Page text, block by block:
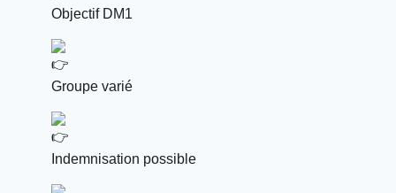
Objectif DM1
Groupe varié
Indemnisation possible